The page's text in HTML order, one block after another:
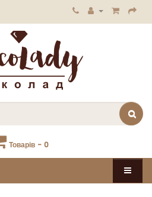
Товарів - 0